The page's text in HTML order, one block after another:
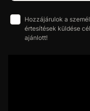
Hozzájárulok a
értesítések küldése
ajánlott!